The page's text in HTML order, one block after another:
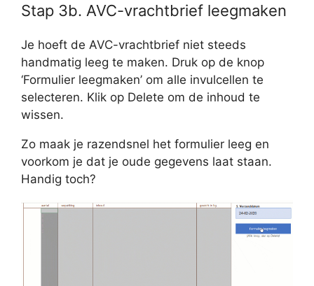
Stap 3b. AVC-vrachtbrief leegmaken
Je hoeft de AVC-vrachtbrief niet steeds
handmatig leeg te maken. Druk op de knop
‘Formulier leegmaken’ om alle invulcellen te
selecteren. Klik op Delete om de inhoud te
wissen.
Zo maak je razendsnel het formulier leeg en
voorkom je dat je oude gegevens laat staan.
Handig toch?